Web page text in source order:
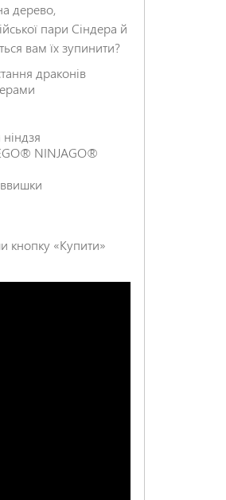
дерево,
пари Сіндера й
вам їх зупинити?
драконів
NINJAGO®
кнопку «Купити»